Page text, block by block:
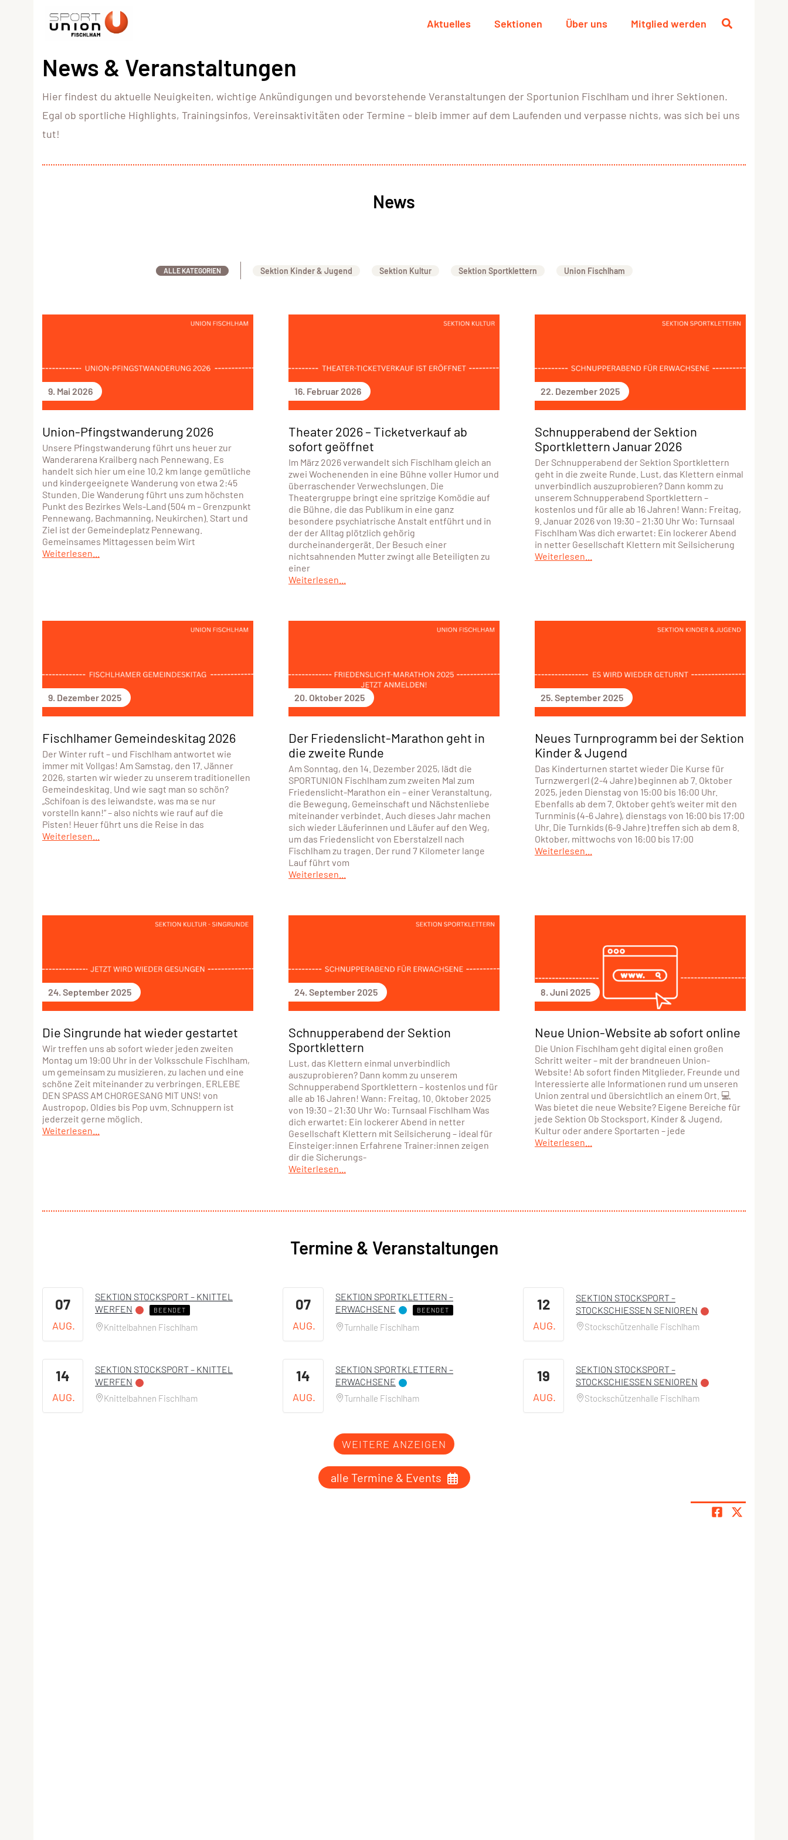
Aktuelles Sektionen Über uns Mitglied werden
News & Veranstaltungen
Hier findest du aktuelle Neuigkeiten, wichtige Ankündigungen und bevorstehende Veranstaltungen der Sportunion Fischlham und ihrer Sektionen.
Egal ob sportliche Highlights, Trainingsinfos, Vereinsaktivitäten oder Termine – bleib immer auf dem Laufenden und verpasse nichts, was sich bei uns
tut!
News
ALLE KATEGORIEN Sektion Kinder & Jugend Sektion Kultur Sektion Sportklettern Union Fischlham
9. Mai 2026
Union-Pfingstwanderung 2026
Unsere Pfingstwanderung führt uns heuer zur
Wanderarena Krailberg nach Pennewang. Es
handelt sich hier um eine 10,2 km lange gemütliche
und kindergeeignete Wanderung von etwa 2:45
Stunden. Die Wanderung führt uns zum höchsten
Punkt des Bezirkes Wels-Land (504 m – Grenzpunkt
Pennewang, Bachmanning, Neukirchen). Start und
Ziel ist der Gemeindeplatz Pennewang.
Gemeinsames Mittagessen beim Wirt
Weiterlesen...
16. Februar 2026
Theater 2026 – Ticketverkauf ab
sofort geöffnet
Im März 2026 verwandelt sich Fischlham gleich an
zwei Wochenenden in eine Bühne voller Humor und
überraschender Verwechslungen. Die
Theatergruppe bringt eine spritzige Komödie auf
die Bühne, die das Publikum in eine ganz
besondere psychiatrische Anstalt entführt und in
der der Alltag plötzlich gehörig
durcheinandergerät. Der Besuch einer
nichtsahnenden Mutter zwingt alle Beteiligten zu
einer
Weiterlesen...
22. Dezember 2025
Schnupperabend der Sektion
Sportklettern Januar 2026
Der Schnupperabend der Sektion Sportklettern
geht in die zweite Runde. Lust, das Klettern einmal
unverbindlich auszuprobieren? Dann komm zu
unserem Schnupperabend Sportklettern –
kostenlos und für alle ab 16 Jahren! Wann: Freitag,
9. Januar 2026 von 19:30 – 21:30 Uhr Wo: Turnsaal
Fischlham Was dich erwartet: Ein lockerer Abend
in netter Gesellschaft Klettern mit Seilsicherung
Weiterlesen...
9. Dezember 2025
Fischlhamer Gemeindeskitag 2026
Der Winter ruft – und Fischlham antwortet wie
immer mit Vollgas! Am Samstag, den 17. Jänner
2026, starten wir wieder zu unserem traditionellen
Gemeindeskitag. Und wie sagt man so schön?
„Schifoan is des leiwandste, was ma se nur
vorstelln kann!“ – also nichts wie rauf auf die
Pisten! Heuer führt uns die Reise in das
Weiterlesen...
20. Oktober 2025
Der Friedenslicht-Marathon geht in
die zweite Runde
Am Sonntag, den 14. Dezember 2025, lädt die
SPORTUNION Fischlham zum zweiten Mal zum
Friedenslicht-Marathon ein – einer Veranstaltung,
die Bewegung, Gemeinschaft und Nächstenliebe
miteinander verbindet. Auch dieses Jahr machen
sich wieder Läuferinnen und Läufer auf den Weg,
um das Friedenslicht von Eberstalzell nach
Fischlham zu tragen. Der rund 7 Kilometer lange
Lauf führt vom
Weiterlesen...
25. September 2025
Neues Turnprogramm bei der Sektion
Kinder & Jugend
Das Kinderturnen startet wieder Die Kurse für
Turnzwergerl (2-4 Jahre) beginnen ab 7. Oktober
2025, jeden Dienstag von 15:00 bis 16:00 Uhr.
Ebenfalls ab dem 7. Oktober geht’s weiter mit den
Turnminis (4-6 Jahre), dienstags von 16:00 bis 17:00
Uhr. Die Turnkids (6-9 Jahre) treffen sich ab dem 8.
Oktober, mittwochs von 16:00 bis 17:00
Weiterlesen...
24. September 2025
Die Singrunde hat wieder gestartet
Wir treffen uns ab sofort wieder jeden zweiten
Montag um 19:00 Uhr in der Volksschule Fischlham,
um gemeinsam zu musizieren, zu lachen und eine
schöne Zeit miteinander zu verbringen. ERLEBE
DEN SPASS AM CHORGESANG MIT UNS! von
Austropop, Oldies bis Pop uvm. Schnuppern ist
jederzeit gerne möglich.
Weiterlesen...
24. September 2025
Schnupperabend der Sektion
Sportklettern
Lust, das Klettern einmal unverbindlich
auszuprobieren? Dann komm zu unserem
Schnupperabend Sportklettern – kostenlos und für
alle ab 16 Jahren! Wann: Freitag, 10. Oktober 2025
von 19:30 – 21:30 Uhr Wo: Turnsaal Fischlham Was
dich erwartet: Ein lockerer Abend in netter
Gesellschaft Klettern mit Seilsicherung – ideal für
Einsteiger:innen Erfahrene Trainer:innen zeigen
dir die Sicherungs-
Weiterlesen...
8. Juni 2025
Neue Union-Website ab sofort online
Die Union Fischlham geht digital einen großen
Schritt weiter – mit der brandneuen Union-
Website! Ab sofort finden Mitglieder, Freunde und
Interessierte alle Informationen rund um unseren
Union zentral und übersichtlich an einem Ort. 💻
Was bietet die neue Website? Eigene Bereiche für
jede Sektion Ob Stocksport, Kinder & Jugend,
Kultur oder andere Sportarten – jede
Weiterlesen...
Termine & Veranstaltungen
07
AUG.
SEKTION STOCKSPORT – KNITTEL
WERFEN
BEENDET
Knittelbahnen Fischlham
07
AUG.
SEKTION SPORTKLETTERN –
ERWACHSENE
BEENDET
Turnhalle Fischlham
12
AUG.
SEKTION STOCKSPORT –
STOCKSCHIESSEN SENIOREN
Stockschützenhalle Fischlham
14
AUG.
SEKTION STOCKSPORT – KNITTEL
WERFEN
Knittelbahnen Fischlham
14
AUG.
SEKTION SPORTKLETTERN –
ERWACHSENE
Turnhalle Fischlham
19
AUG.
SEKTION STOCKSPORT –
STOCKSCHIESSEN SENIOREN
Stockschützenhalle Fischlham
WEITERE ANZEIGEN
alle Termine & Events